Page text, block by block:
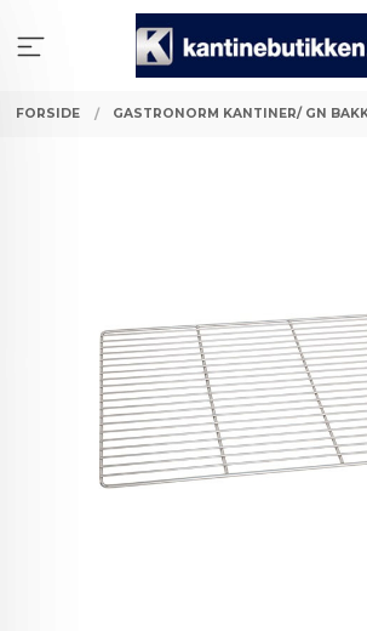
innholdet
FORSIDE GASTRONORM KANTINER/ GN